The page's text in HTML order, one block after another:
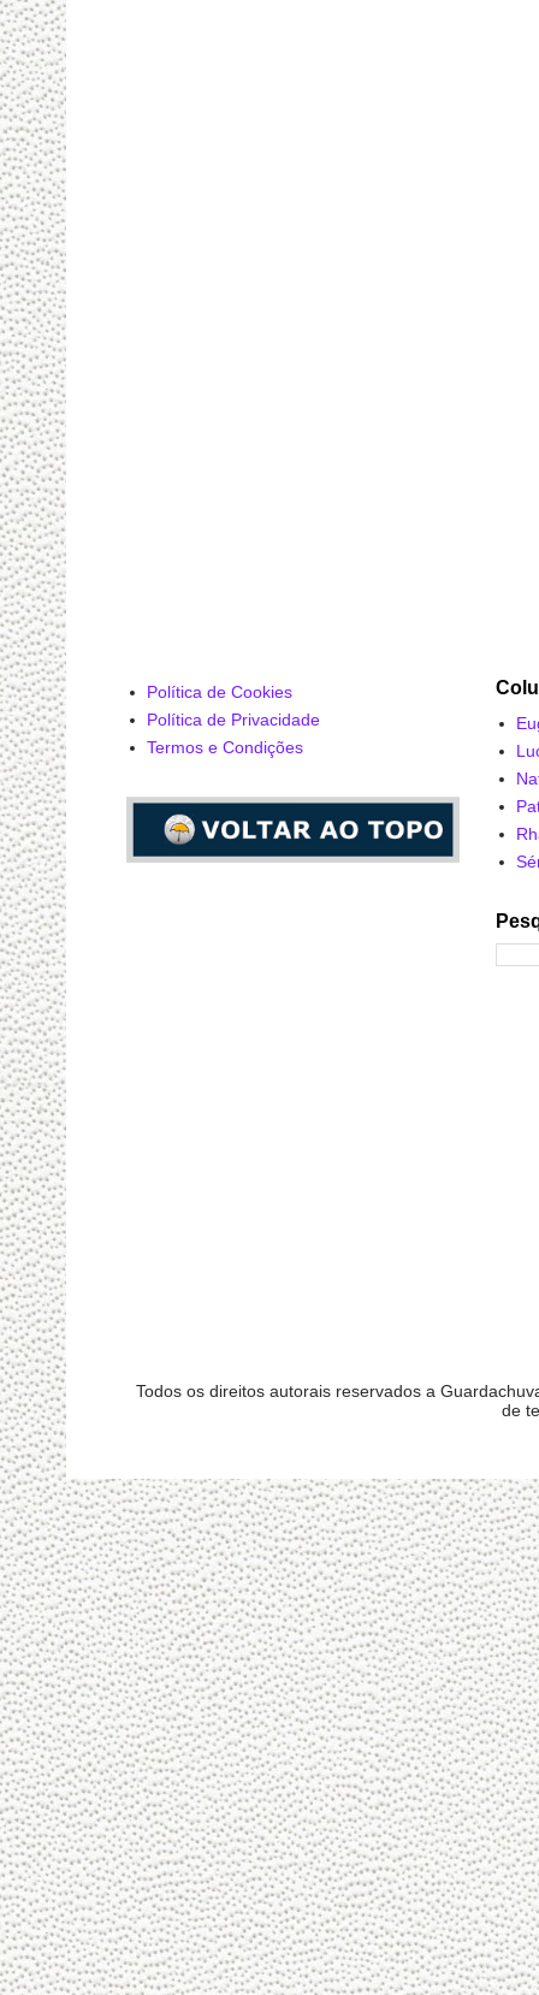
Política de Cookies
Política de Privacidade
Termos e Condições
Todos os direitos autorais reservados a
de